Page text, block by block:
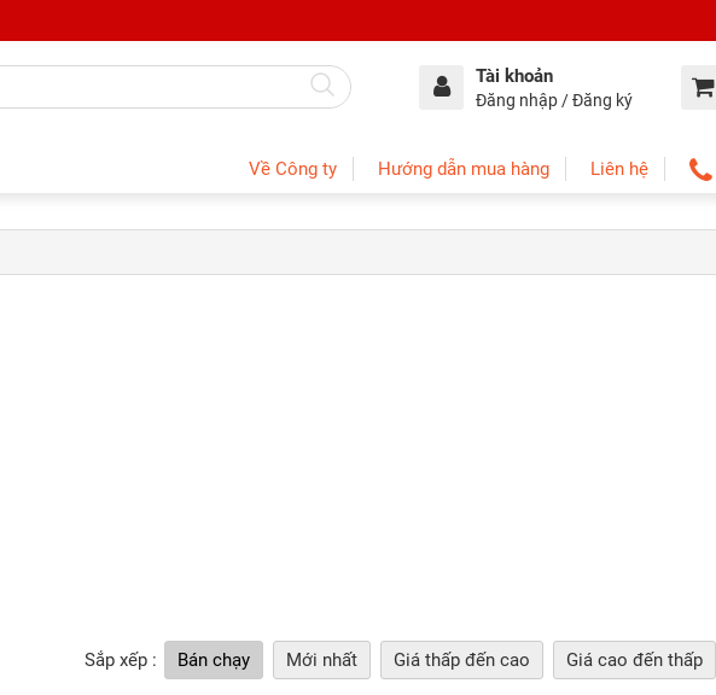
Tài khoản
Đăng nhập / Đăng ký
Về Công ty Hướng dẫn mua hàng Liên hệ
Sắp xếp : Bán chạy Mới nhất Giá thấp đến cao Giá cao đến thấp